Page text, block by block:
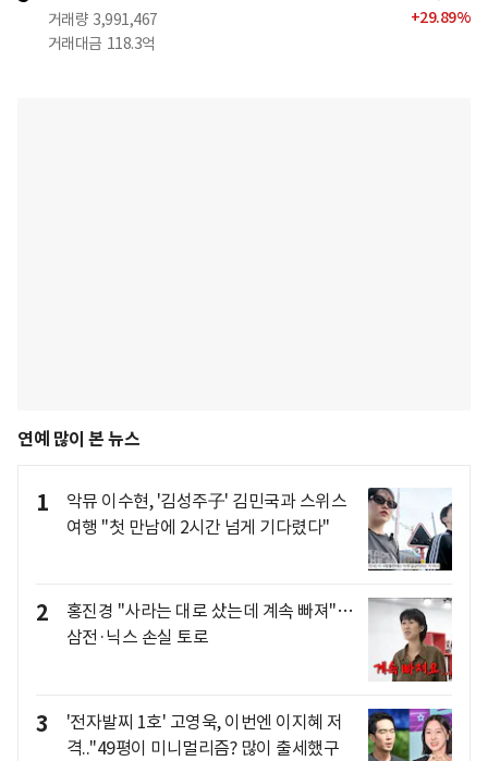
거래량 3,991,467
거래대금 118.3억
+29.89%
연예 많이 본 뉴스
1
악뮤 이수현, '김성주子' 김민국과 스위스
여행 "첫 만남에 2시간 넘게 기다렸다"
2
홍진경 "사라는 대로 샀는데 계속 빠져"…
삼전·닉스 손실 토로
3
'전자발찌 1호' 고영욱, 이번엔 이지혜 저
격.."49평이 미니멀리즘? 많이 출세했구